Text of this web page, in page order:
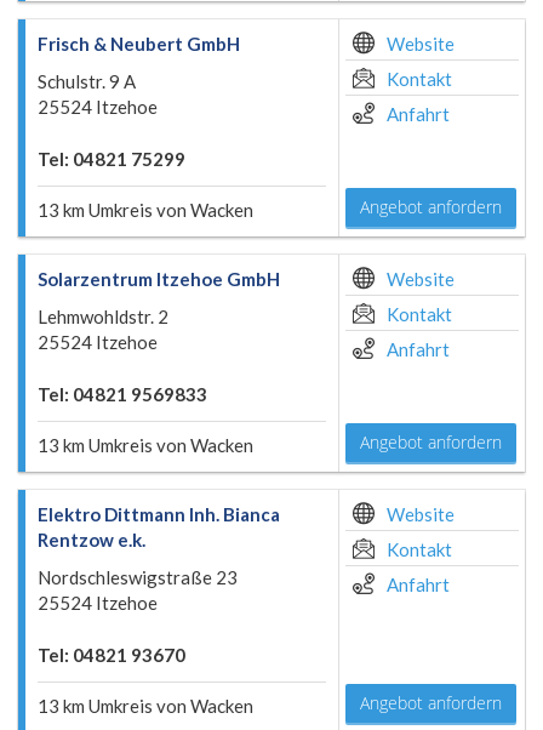
Frisch & Neubert GmbH
Schulstr. 9 A
25524 Itzehoe
Tel: 04821 75299
13 km Umkreis von Wacken
Website
Kontakt
Anfahrt
Angebot anfordern
Solarzentrum Itzehoe GmbH
Lehmwohldstr. 2
25524 Itzehoe
Tel: 04821 9569833
13 km Umkreis von Wacken
Website
Kontakt
Anfahrt
Angebot anfordern
Elektro Dittmann Inh. Bianca
Rentzow e.k.
Nordschleswigstraße 23
25524 Itzehoe
Tel: 04821 93670
13 km Umkreis von Wacken
Website
Kontakt
Anfahrt
Angebot anfordern